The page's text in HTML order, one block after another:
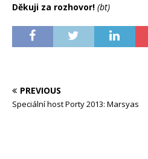
Děkuji za rozhovor! (bt)
PREVIOUS
Speciální host Porty 2013: Marsyas